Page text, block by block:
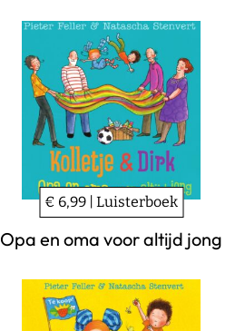
€ 6,99 | Luisterboek
Opa en oma voor altijd jong